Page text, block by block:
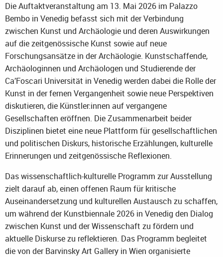
Die Auftaktveranstaltung am 13. Mai 2026 im Palazzo
Bembo in Venedig befasst sich mit der Verbindung
zwischen Kunst und Archäologie und deren Auswirkungen
auf die zeitgenössische Kunst sowie auf neue
Forschungsansätze in der Archäologie. Kunstschaffende,
Archäologinnen und Archäologen und Studierende der
Ca’Foscari Universität in Venedig werden dabei die Rolle der
Kunst in der fernen Vergangenheit sowie neue Perspektiven
diskutieren, die Künstler:innen auf vergangene
Gesellschaften eröffnen. Die Zusammenarbeit beider
Disziplinen bietet eine neue Plattform für gesellschaftlichen
und politischen Diskurs, historische Erzählungen, kulturelle
Erinnerungen und zeitgenössische Reflexionen.
Das wissenschaftlich-kulturelle Programm zur Ausstellung
zielt darauf ab, einen offenen Raum für kritische
Auseinandersetzung und kulturellen Austausch zu schaffen,
um während der Kunstbiennale 2026 in Venedig den Dialog
zwischen Kunst und der Wissenschaft zu fördern und
aktuelle Diskurse zu reflektieren. Das Programm begleitet
die von der Barvinsky Art Gallery in Wien organisierte